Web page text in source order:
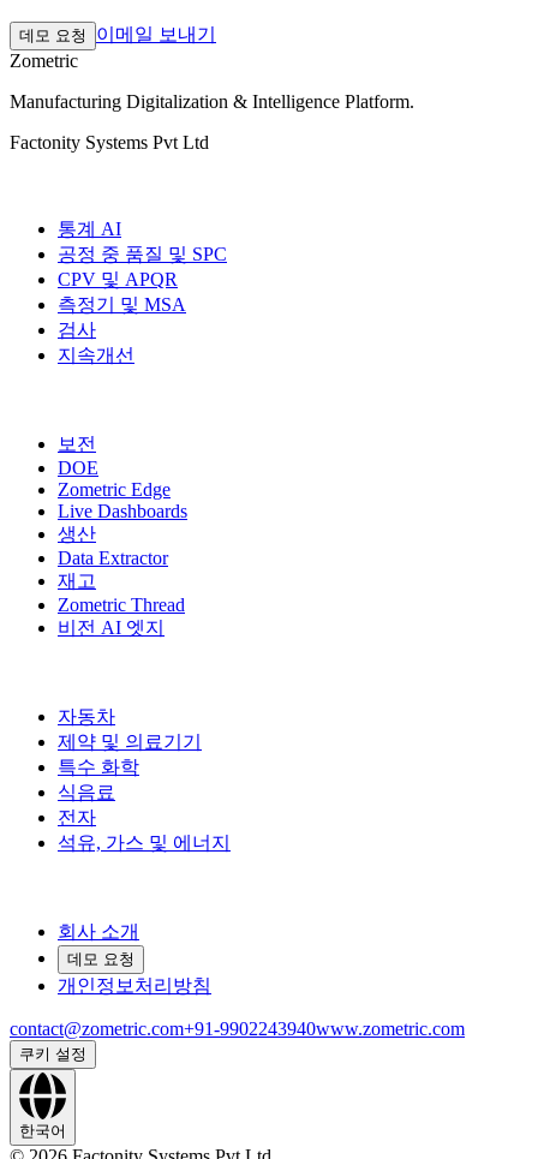
데모 요청
이메일 보내기
Zometric
Manufacturing Digitalization & Intelligence Platform.
Factonity Systems Pvt Ltd
통계 AI
공정 중 품질 및 SPC
CPV 및 APQR
측정기 및 MSA
검사
지속개선
보전
DOE
Zometric Edge
Live Dashboards
생산
Data Extractor
재고
Zometric Thread
비전 AI 엣지
자동차
제약 및 의료기기
특수 화학
식음료
전자
석유, 가스 및 에너지
회사 소개
데모 요청
개인정보처리방침
contact@zometric.com+91-9902243940www.zometric.com
쿠키 설정
한국어